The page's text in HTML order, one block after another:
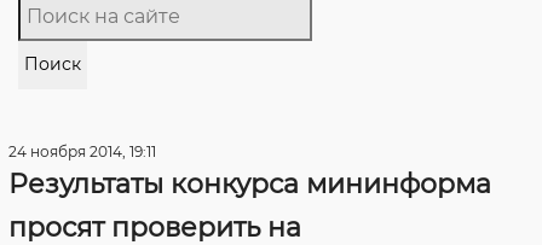
Поиск
24 ноября 2014, 19:11
Результаты конкурса мининформа
просят проверить на